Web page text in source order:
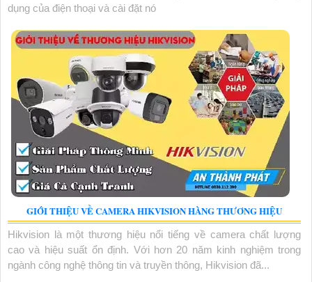
dụng của điện thoại và cài đặt nó
GIỚI THIỆU VỀ CAMERA HIKVISION HÀNG THƯƠNG HIỆU
Hikvision là một thương hiệu nổi tiếng về camera chất lượng
cao và hiệu suất ổn định. Với hơn 20 năm kinh nghiệm trong
ngành công nghệ thông tin và truyền thông, Hikvision đã...